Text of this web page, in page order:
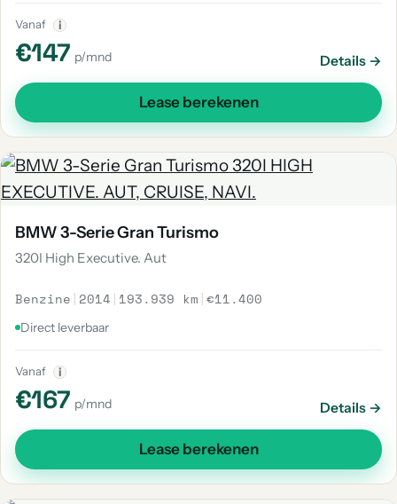
Vanaf i
€147 p/mnd Details →
Lease berekenen
BMW 3-Serie Gran Turismo
320I High Executive. Aut
Benzine | 2014 | 193.939 km |€11.400
Direct leverbaar
Vanaf i
€167 p/mnd Details →
Lease berekenen